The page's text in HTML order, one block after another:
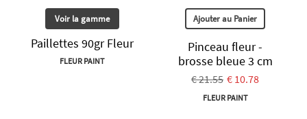
Voir la gamme
Paillettes 90gr Fleur
FLEUR PAINT
Ajouter au Panier
Pinceau fleur -
brosse bleue 3 cm
€ 21.55 € 10.78
FLEUR PAINT